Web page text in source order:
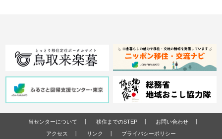
当センターについて 移住までのSTEP
お問い合わせ
アクセス
リンク プライバシーポリシー